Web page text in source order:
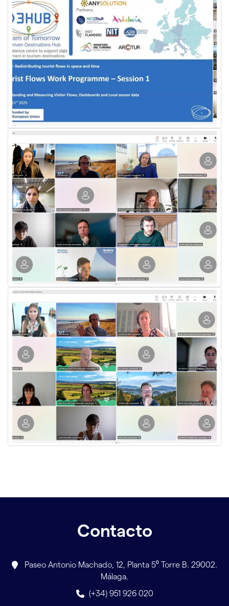
Contacto
Paseo Antonio Machado, 12, Planta 5⁰ Torre B. 29002.
Málaga.
(+34) 951 926 020